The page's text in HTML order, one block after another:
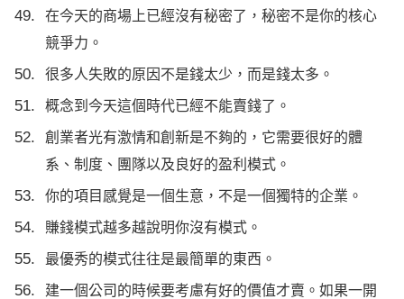
在今天的商場上已經沒有秘密了，秘密不是你的核心
競爭力。
很多人失敗的原因不是錢太少，而是錢太多。
概念到今天這個時代已經不能賣錢了。
創業者光有激情和創新是不夠的，它需要很好的體
系、制度、團隊以及良好的盈利模式。
你的項目感覺是一個生意，不是一個獨特的企業。
賺錢模式越多越說明你沒有模式。
最優秀的模式往往是最簡單的東西。
建一個公司的時候要考慮有好的價值才賣。如果一開